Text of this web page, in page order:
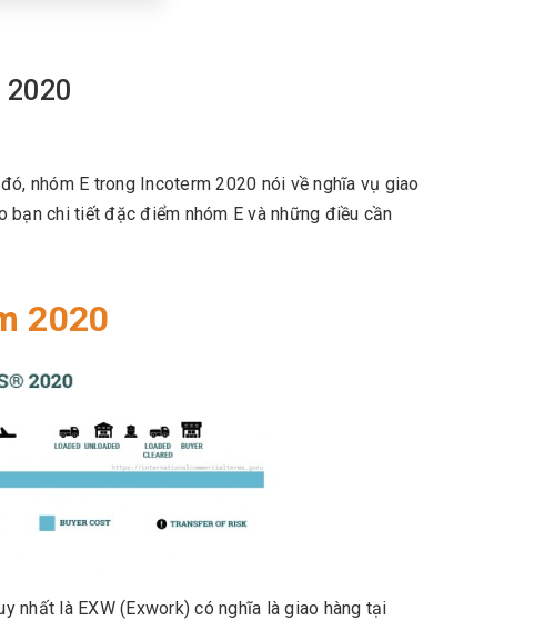
2020
nhóm E trong Incoterm 2020 nói về nghĩa vụ giao
bạn chi tiết đặc điểm nhóm E và những điều cần
2020
nhất là EXW (Exwork) có nghĩa là giao hàng tại